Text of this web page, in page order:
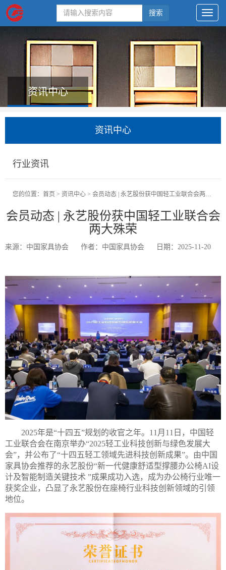
搜索
资讯中心
资讯中心
行业资讯
您的位置： 首页 > 资讯中心 > 会员动态 | 永艺股份获中国轻工业联合会两大殊荣
会员动态 | 永艺股份获中国轻工业联合会
两大殊荣
来源：中国家具协会 作者：中国家具协会 日期：2025-11-20
2025年是“十四五”规划的收官之年。11月11日，中国轻
工业联合会在南京举办“2025轻工业科技创新与绿色发展大
会”，并公布了“十四五轻工领域先进科技创新成果”。由中国
家具协会推荐的永艺股份“新一代健康舒适型撑腰办公椅AI设
计及智能制造关键技术 ”成果成功入选，成为办公椅行业唯一
获奖企业，凸显了永艺股份在座椅行业科技创新领域的引领
地位。